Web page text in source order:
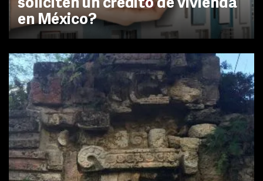
soliciten un crédito de vivienda
en México?